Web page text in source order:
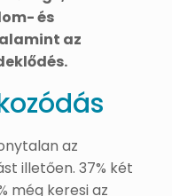
és
az
az
illetően. 37% két
még keresi az